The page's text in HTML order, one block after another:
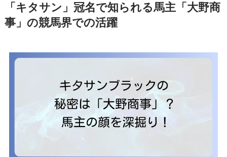
「キタサン」冠名で知られる馬主「大野商
事」の競馬界での活躍